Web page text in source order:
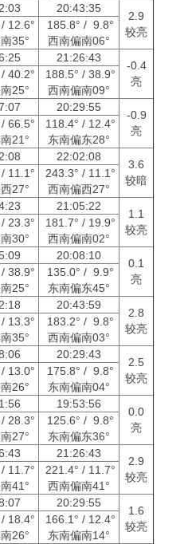
20:43:35
2.9
较亮
12.6°
35°
185.8° / 9.8°
西南偏南06°
21:26:43
-0.4
亮
40.2°
25°
188.5° / 38.9°
西南偏南09°
20:29:55
-0.9
亮
66.5°
21°
118.4° / 12.4°
东南偏东28°
22:02:08
3.6
较暗
11.1°
27°
243.3° / 11.1°
西南偏西27°
21:05:22
1.1
较亮
23.3°
30°
181.7° / 19.9°
西南偏南02°
20:08:10
0.1
亮
38.9°
25°
135.0° / 9.9°
东南偏东45°
20:43:59
2.8
较亮
13.3°
35°
183.2° / 9.8°
西南偏南03°
20:29:43
2.5
较亮
13.0°
26°
175.8° / 9.8°
东南偏南04°
19:53:56
0.0
亮
28.3°
27°
125.6° / 9.8°
东南偏东36°
21:26:43
2.9
较亮
11.7°
41°
221.4° / 11.7°
西南偏南41°
20:29:55
1.6
较亮
18.4°
26°
166.1° / 12.4°
东南偏南14°